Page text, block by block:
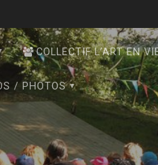
COLLECTIF L’ART EN
/ PHOTOS